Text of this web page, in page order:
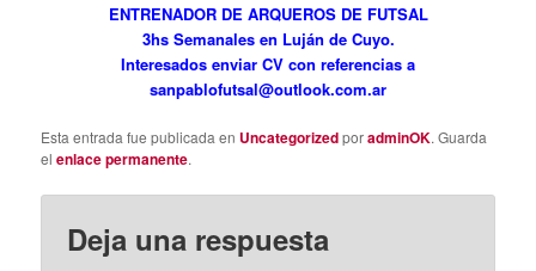
ENTRENADOR DE ARQUEROS DE FUTSAL
3hs Semanales en Luján de Cuyo.
Interesados enviar CV con referencias a
sanpablofutsal@outlook.com.ar
Esta entrada fue publicada en UncategorizedporadminOK. Guarda
elenlace permanente.
Deja una respuesta